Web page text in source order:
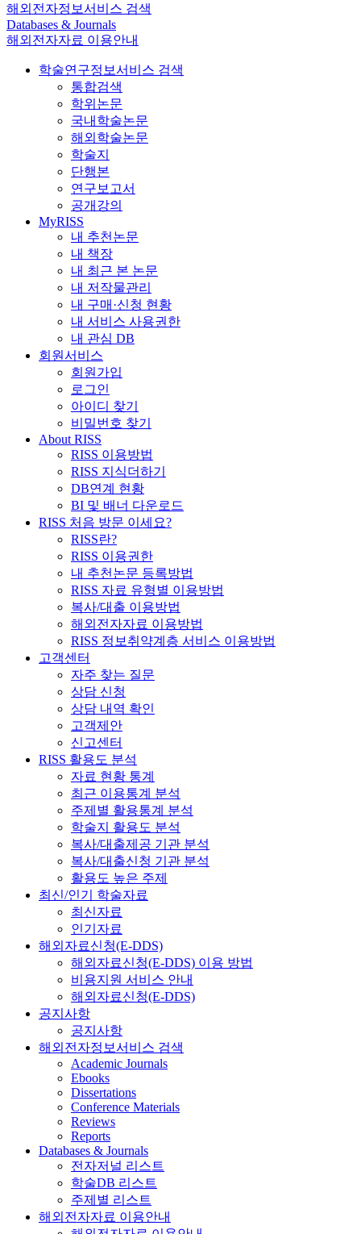
해외전자정보서비스 검색
Databases & Journals
해외전자자료 이용안내
학술연구정보서비스 검색
통합검색
학위논문
국내학술논문
해외학술논문
학술지
단행본
연구보고서
공개강의
MyRISS
내 추천논문
내 책장
내 최근 본 논문
내 저작물관리
내 구매·신청 현황
내 서비스 사용권한
내 관심 DB
회원서비스
회원가입
로그인
아이디 찾기
비밀번호 찾기
About RISS
RISS 이용방법
RISS 지식더하기
DB연계 현황
BI 및 배너 다운로드
RISS 처음 방문 이세요?
RISS란?
RISS 이용권한
내 추천논문 등록방법
RISS 자료 유형별 이용방법
복사/대출 이용방법
해외전자자료 이용방법
RISS 정보취약계층 서비스 이용방법
고객센터
자주 찾는 질문
상담 신청
상담 내역 확인
고객제안
신고센터
RISS 활용도 분석
자료 현황 통계
최근 이용통계 분석
주제별 활용통계 분석
학술지 활용도 분석
복사/대출제공 기관 분석
복사/대출신청 기관 분석
활용도 높은 주제
최신/인기 학술자료
최신자료
인기자료
해외자료신청(E-DDS)
해외자료신청(E-DDS) 이용 방법
비용지원 서비스 안내
해외자료신청(E-DDS)
공지사항
공지사항
해외전자정보서비스 검색
Academic Journals
Ebooks
Dissertations
Conference Materials
Reviews
Reports
Databases & Journals
전자저널 리스트
학술DB 리스트
주제별 리스트
해외전자자료 이용안내